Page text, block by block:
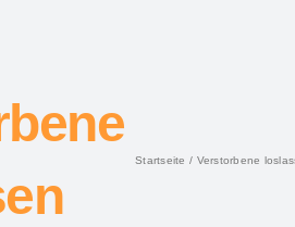
Startseite Verstorbene